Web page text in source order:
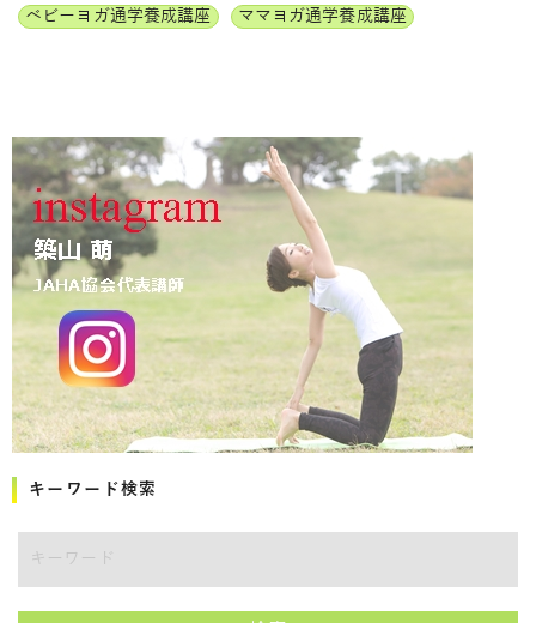
ベビーヨガ通学養成講座
ママヨガ通学養成講座
キーワード検索